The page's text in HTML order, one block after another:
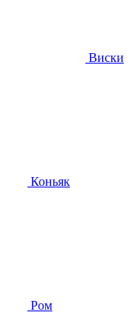
Виски
Коньяк
Ром